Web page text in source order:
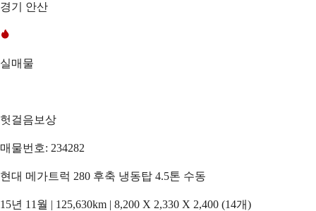
경기 안산
실매물
헛걸음보상
매물번호: 234282
현대 메가트럭 280 후축 냉동탑 4.5톤 수동
15년 11월 | 125,630km | 8,200 X 2,330 X 2,400 (14개)